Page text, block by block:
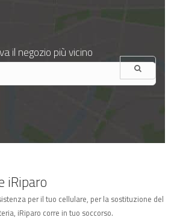
il negozio più vicino
iRiparo
per il tuo cellulare, per la sostituzione del
iRiparo corre in tuo soccorso.